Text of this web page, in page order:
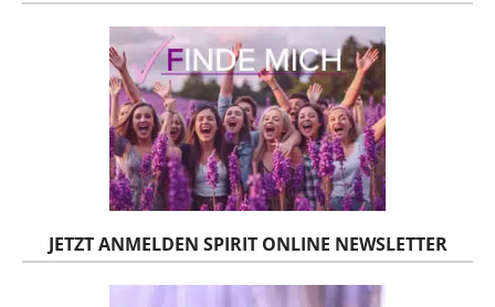
JETZT ANMELDEN SPIRIT ONLINE NEWSLETTER